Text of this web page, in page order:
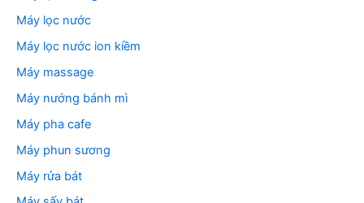
Máy lọc nước
Máy lọc nước ion kiềm
Máy massage
Máy nướng bánh mì
Máy pha cafe
Máy phun sương
Máy rửa bát